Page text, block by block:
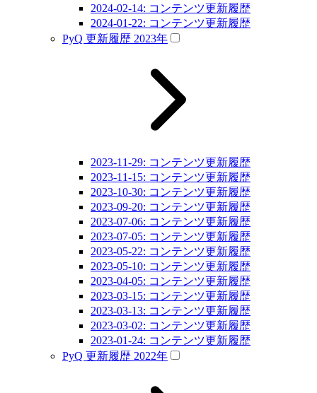
2024-02-14: コンテンツ更新履歴
2024-01-22: コンテンツ更新履歴
PyQ 更新履歴 2023年
2023-11-29: コンテンツ更新履歴
2023-11-15: コンテンツ更新履歴
2023-10-30: コンテンツ更新履歴
2023-09-20: コンテンツ更新履歴
2023-07-06: コンテンツ更新履歴
2023-07-05: コンテンツ更新履歴
2023-05-22: コンテンツ更新履歴
2023-05-10: コンテンツ更新履歴
2023-04-05: コンテンツ更新履歴
2023-03-15: コンテンツ更新履歴
2023-03-13: コンテンツ更新履歴
2023-03-02: コンテンツ更新履歴
2023-01-24: コンテンツ更新履歴
PyQ 更新履歴 2022年